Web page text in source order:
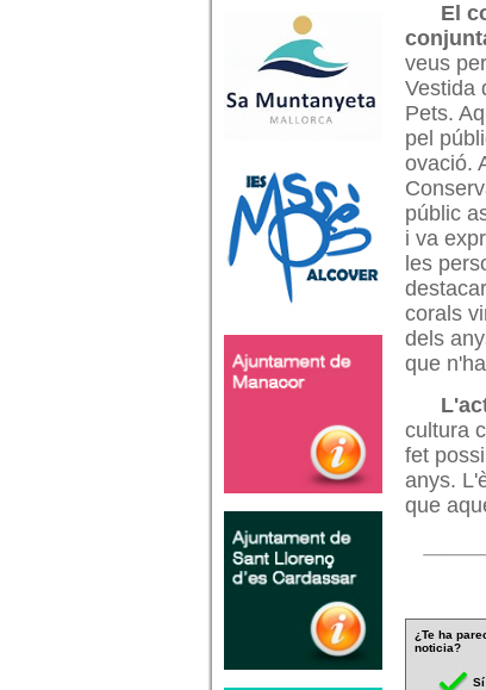
El
veus
Vestida
Pets.
pel
ovació.
públic
i va
les
corals
dels
que
cultura
fet
anys.
que
¿Te ha
noticia?
Sí